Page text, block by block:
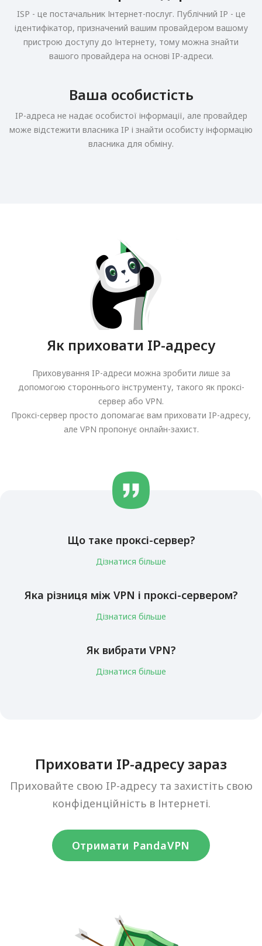
ISP - це постачальник Інтернет-послуг. Публічний IP - це
ідентифікатор, призначений вашим провайдером вашому
пристрою доступу до Інтернету, тому можна знайти
вашого провайдера на основі IP-адреси.
Ваша особистість
IP-адреса не надає особистої інформації, але провайдер
може відстежити власника IP і знайти особисту інформацію
власника для обміну.
Як приховати IP-адресу
Приховування IP-адреси можна зробити лише за
допомогою стороннього інструменту, такого як проксі-
сервер або VPN.
Проксі-сервер просто допомагає вам приховати IP-адресу,
але VPN пропонує онлайн-захист.
Що таке проксі-сервер?
Дізнатися більше
Яка різниця між VPN і проксі-сервером?
Дізнатися більше
Як вибрати VPN?
Дізнатися більше
Приховати IP-адресу зараз
Приховайте свою IP-адресу та захистіть свою
конфіденційність в Інтернеті.
Отримати PandaVPN